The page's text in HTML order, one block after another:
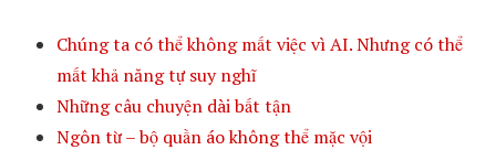
Chúng ta có thể không mất việc vì AI. Nhưng có thể
mất khả năng tự suy nghĩ
Những câu chuyện dài bất tận
Ngôn từ – bộ quần áo không thể mặc vội